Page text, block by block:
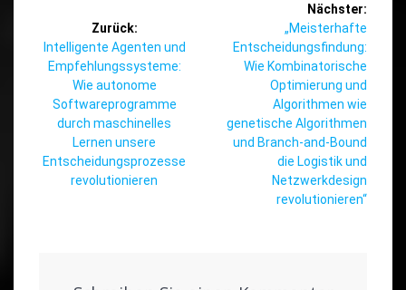
Zurück:
Vorheriger
Beitrag:
Intelligente Agenten und
Empfehlungssysteme:
Wie autonome
Softwareprogramme
durch maschinelles
Lernen unsere
Entscheidungsprozesse
revolutionieren
Nächster:
Nächster
Beitrag:
„Meisterhafte
Entscheidungsfindung:
Wie Kombinatorische
Optimierung und
Algorithmen wie
genetische Algorithmen
und Branch-and-Bound
die Logistik und
Netzwerkdesign
revolutionieren“